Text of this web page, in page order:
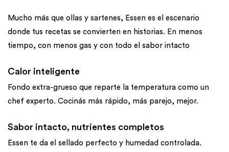
Mucho más que ollas y sartenes, Essen es el escenario
donde tus recetas se convierten en historias. En menos
tiempo, con menos gas y con todo el sabor intacto
Calor inteligente
Fondo extra-grueso que reparte la temperatura como un
chef experto. Cocinás más rápido, más parejo, mejor.
Sabor intacto, nutrientes completos
Essen te da el sellado perfecto y humedad controlada.